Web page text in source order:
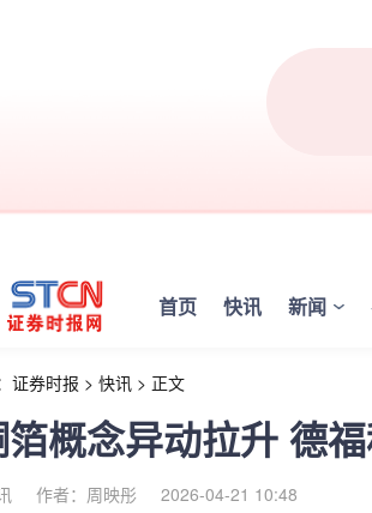
首页 快讯 新闻
证券时报 > 快讯 > 正文
概念异动拉升 德
作者：周映彤 2026-04-21 10:48